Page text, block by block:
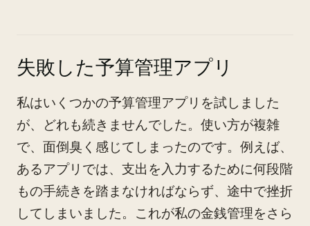
失敗した予算管理アプリ
私はいくつかの予算管理アプリを試しました
が、どれも続きませんでした。使い方が複雑
で、面倒臭く感じてしまったのです。例えば、
あるアプリでは、支出を入力するために何段階
もの手続きを踏まなければならず、途中で挫折
してしまいました。これが私の金銭管理をさら